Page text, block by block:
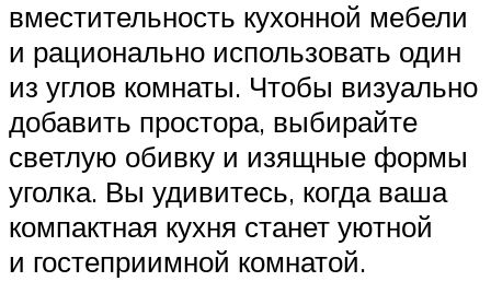
вместительность кухонной мебели
и рационально использовать один
из углов комнаты. Чтобы визуально
добавить простора, выбирайте
светлую обивку и изящные формы
уголка. Вы удивитесь, когда ваша
компактная кухня станет уютной
и гостеприимной комнатой.